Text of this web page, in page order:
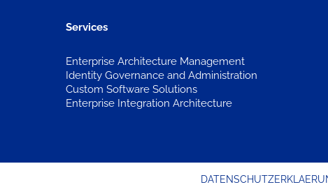
Services
Enterprise Architecture Management
Identity Governance and Administration
Custom Software Solutions
Enterprise Integration Architecture